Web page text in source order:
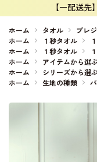
【一配送先
ホーム タオル
プレ
ホーム
１秒タオル
ホーム
１秒タオル
ホーム
アイテムから選
ホーム
シリーズから選
ホーム
生地の種類